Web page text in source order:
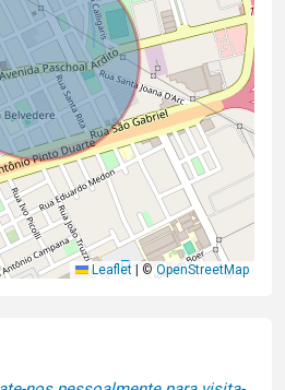
Leaflet © OpenStreetMap